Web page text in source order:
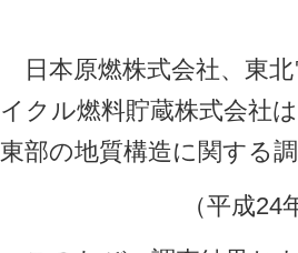
日本原燃株式会社、東
イクル燃料貯蔵株式会社
東部の地質構造に関する
（平成24